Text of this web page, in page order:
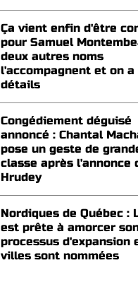
Ça vient enfin d'être
pour Samuel
deux autres noms
l'accompagnent et on a
détails
Congédiement déguisé
annoncé : Chantal
pose un geste de
classe après l'annonce
Hrudey
Nordiques de Québec :
est prête à amorcer
processus d'expansion
villes sont nommées